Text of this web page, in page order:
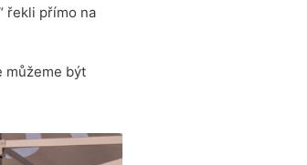
řekli přímo na
můžeme být